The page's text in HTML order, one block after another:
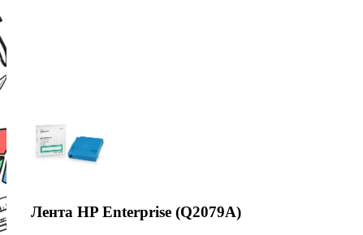
Лента HP Enterprise (Q2079A)